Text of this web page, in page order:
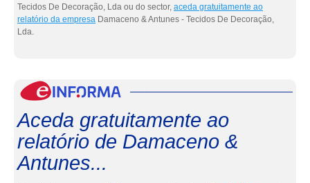
Tecidos De Decoração, Lda ou do sector, aceda gratuitamente ao
relatório da empresa Damaceno & Antunes - Tecidos De Decoração,
Lda.
Aceda gratuitamente ao
relatório de Damaceno &
Antunes...